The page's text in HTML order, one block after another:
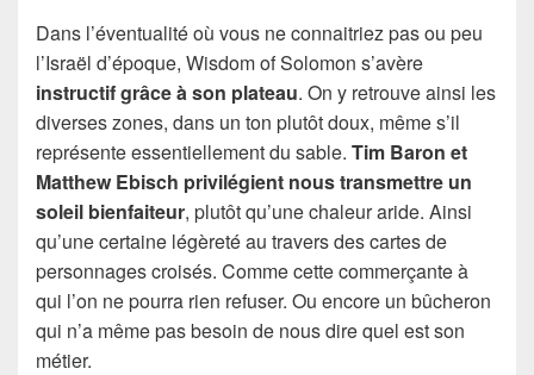
Dans l’éventualité où vous ne connaitriez pas ou peu
l’Israël d’époque, Wisdom of Solomon s’avère
instructif grâce à son plateau. On y retrouve ainsi les
diverses zones, dans un ton plutôt doux, même s’il
représente essentiellement du sable. Tim Baron et
Matthew Ebisch privilégient nous transmettre un
soleil bienfaiteur, plutôt qu’une chaleur aride. Ainsi
qu’une certaine légèreté au travers des cartes de
personnages croisés. Comme cette commerçante à
qui l’on ne pourra rien refuser. Ou encore un bûcheron
qui n’a même pas besoin de nous dire quel est son
métier.